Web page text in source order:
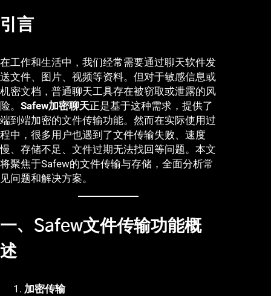
引言
在工作和生活中，我们经常需要通过聊天软件发
送文件、图片、视频等资料。但对于敏感信息或
机密文档，普通聊天工具存在被窃取或泄露的风
险。 Safew加密聊天正是基于这种需求，提供了
端到端加密的文件传输功能。然而在实际使用过
程中，很多用户也遇到了文件传输失败、速度
慢、存储不足、文件过期无法找回等问题。本文
将聚焦于Safew的文件传输与存储，全面分析常
见问题和解决方案。
一、Safew文件传输功能概
述
加密传输